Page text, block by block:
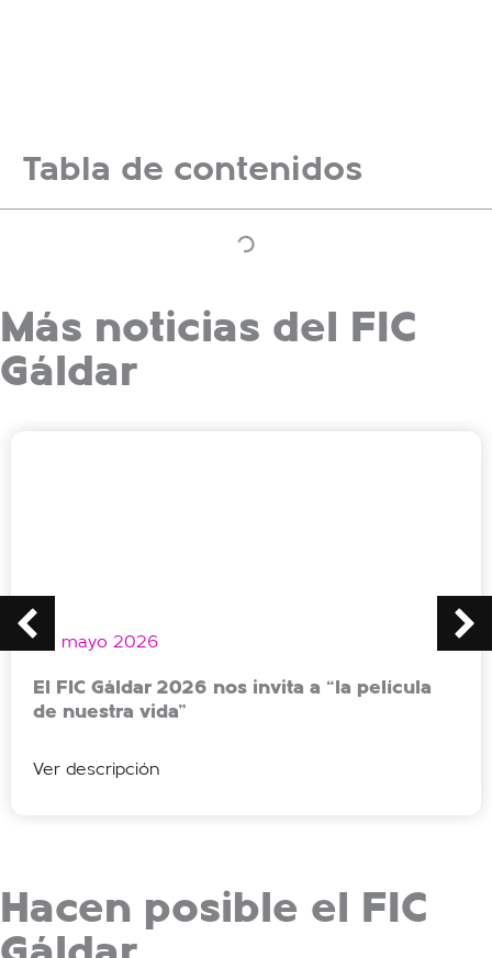
Tabla de contenidos
Más noticias del FIC
Gáldar
20 mayo 2026
El FIC Gáldar 2026 nos invita a “la película
de nuestra vida”
Ver descripción
Hacen posible el FIC